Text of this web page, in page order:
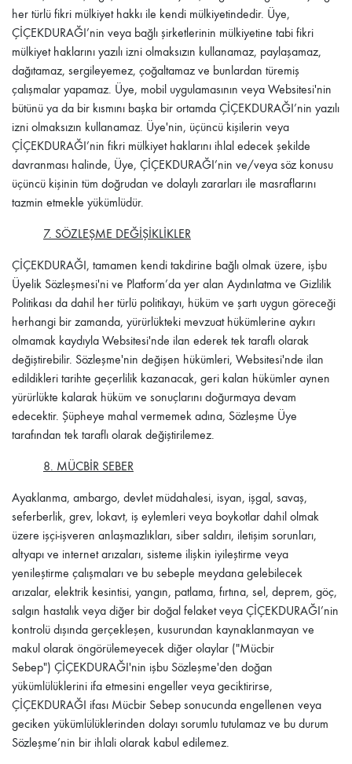
her türlü fikri mülkiyet hakkı ile kendi mülkiyetindedir. Üye,
ÇİÇEKDURAĞI’nin veya bağlı şirketlerinin mülkiyetine tabi fikri
mülkiyet haklarını yazılı izni olmaksızın kullanamaz, paylaşamaz,
dağıtamaz, sergileyemez, çoğaltamaz ve bunlardan türemiş
çalışmalar yapamaz. Üye, mobil uygulamasının veya Websitesi'nin
bütünü ya da bir kısmını başka bir ortamda ÇİÇEKDURAĞI’nin yazılı
izni olmaksızın kullanamaz. Üye'nin, üçüncü kişilerin veya
ÇİÇEKDURAĞI’nin fikri mülkiyet haklarını ihlal edecek şekilde
davranması halinde, Üye, ÇİÇEKDURAĞI’nin ve/veya söz konusu
üçüncü kişinin tüm doğrudan ve dolaylı zararları ile masraflarını
tazmin etmekle yükümlüdür.
7. SÖZLEŞME DEĞİŞİKLİKLER
ÇİÇEKDURAĞI, tamamen kendi takdirine bağlı olmak üzere, işbu
Üyelik Sözleşmesi'ni ve Platform’da yer alan Aydınlatma ve Gizlilik
Politikası da dahil her türlü politikayı, hüküm ve şartı uygun göreceği
herhangi bir zamanda, yürürlükteki mevzuat hükümlerine aykırı
olmamak kaydıyla Websitesi'nde ilan ederek tek taraflı olarak
değiştirebilir. Sözleşme'nin değişen hükümleri, Websitesi'nde ilan
edildikleri tarihte geçerlilik kazanacak, geri kalan hükümler aynen
yürürlükte kalarak hüküm ve sonuçlarını doğurmaya devam
edecektir. Şüpheye mahal vermemek adına, Sözleşme Üye
tarafından tek taraflı olarak değiştirilemez.
8. MÜCBİR SEBER
Ayaklanma, ambargo, devlet müdahalesi, isyan, işgal, savaş,
seferberlik, grev, lokavt, iş eylemleri veya boykotlar dahil olmak
üzere işçi-işveren anlaşmazlıkları, siber saldırı, iletişim sorunları,
altyapı ve internet arızaları, sisteme ilişkin iyileştirme veya
yenileştirme çalışmaları ve bu sebeple meydana gelebilecek
arızalar, elektrik kesintisi, yangın, patlama, fırtına, sel, deprem, göç,
salgın hastalık veya diğer bir doğal felaket veya ÇİÇEKDURAĞI’nin
kontrolü dışında gerçekleşen, kusurundan kaynaklanmayan ve
makul olarak öngörülemeyecek diğer olaylar ("Mücbir
Sebep") ÇİÇEKDURAĞI'nin işbu Sözleşme'den doğan
yükümlülüklerini ifa etmesini engeller veya geciktirirse,
ÇİÇEKDURAĞI ifası Mücbir Sebep sonucunda engellenen veya
geciken yükümlülüklerinden dolayı sorumlu tutulamaz ve bu durum
Sözleşme’nin bir ihlali olarak kabul edilemez.